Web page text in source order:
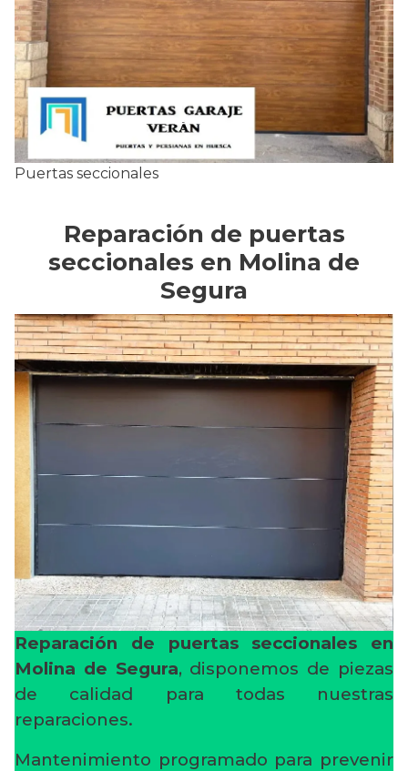
Puertas seccionales
Reparación de puertas
seccionales en Molina de
Segura
Reparación de puertas seccionales en
Molina de Segura, disponemos de piezas
de calidad para todas nuestras
reparaciones.
Mantenimiento programado para prevenir